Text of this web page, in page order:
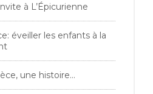
à L’Épicurienne
éveiller les enfants à la
une histoire…